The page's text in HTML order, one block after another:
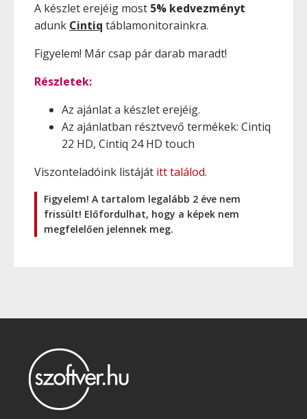
A készlet erejéig most 5% kedvezményt
adunk Cintiq táblamonitorainkra.
Figyelem! Már csap pár darab maradt!
Részletek:
Az ajánlat a készlet erejéig.
Az ajánlatban résztvevő termékek: Cintiq
22 HD, Cintiq 24 HD touch
Viszonteladóink listáját itt találod.
Figyelem! A tartalom legalább 2 éve nem
frissült! Előfordulhat, hogy a képek nem
megfelelően jelennek meg.